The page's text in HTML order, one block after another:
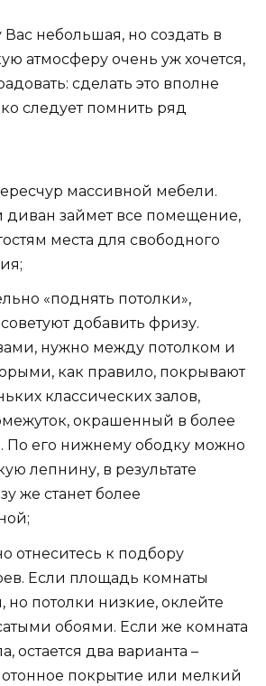
Вас небольшая, но создать в
атмосферу очень уж хочется,
сделать это вполне
следует помнить ряд
массивной мебели.
диван займет все помещение,
места для свободного
«поднять потолки»,
добавить фризу.
нужно между потолком и
как правило, покрывают
классических залов,
окрашенный в более
По его нижнему ободку можно
лепнину, в результате
же станет более
отнеситесь к подбору
Если площадь комнаты
но потолки низкие, оклейте
обоями. Если же комната
остается два варианта –
покрытие или мелкий